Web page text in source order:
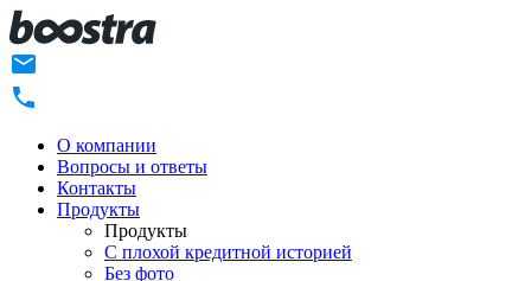
О компании
Вопросы и ответы
Контакты
Продукты
Продукты
C плохой кредитной историей
Без фото